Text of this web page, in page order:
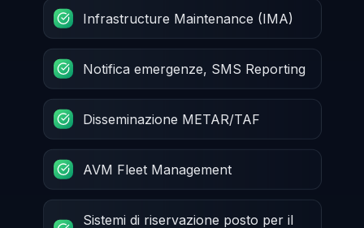
Infrastructure Maintenance (IMA)
Notifica emergenze, SMS Reporting
Disseminazione METAR/TAF
AVM Fleet Management
Sistemi di riservazione posto per il